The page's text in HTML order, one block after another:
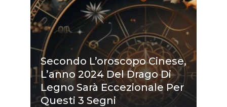
Secondo L’oroscopo Cinese,
L’anno 2024 Del Drago Di
Legno Sarà Eccezionale Per
Questi 3 Segni